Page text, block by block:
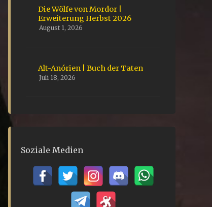
Die Wölfe von Mordor |
Erweiterung Herbst 2026
August 1, 2026
Alt-Anórien | Buch der Taten
Juli 18, 2026
Soziale Medien